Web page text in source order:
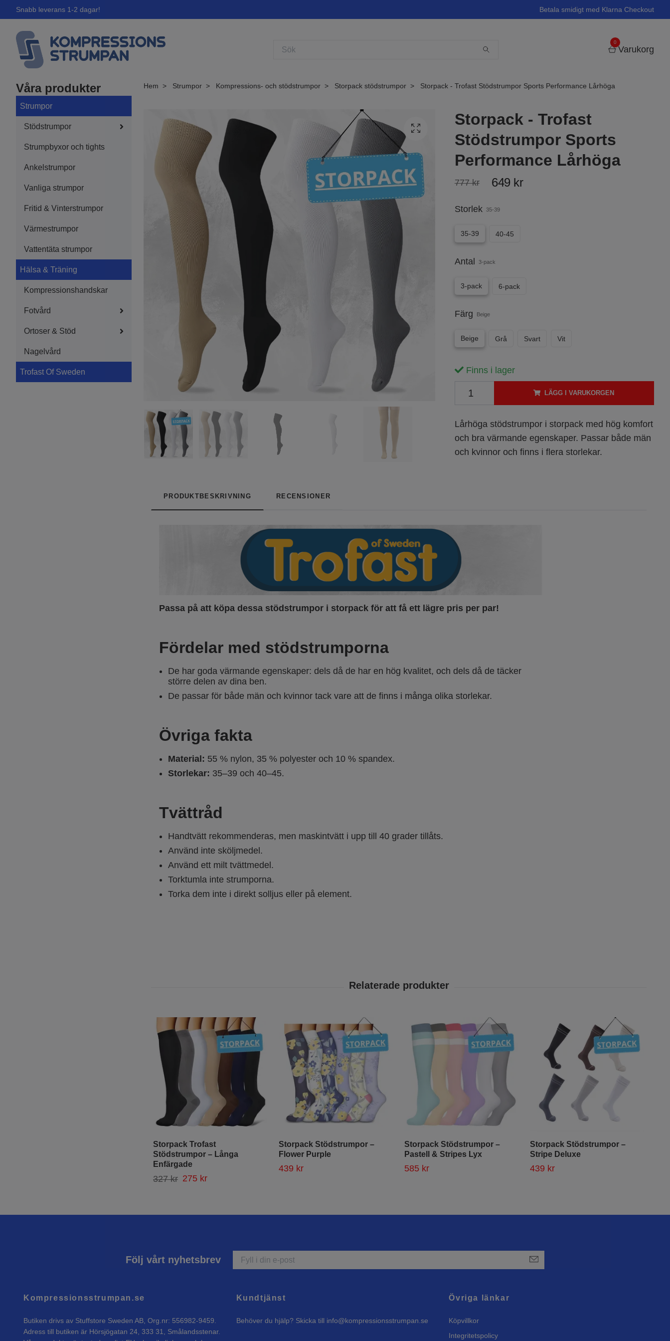
Snabb leverans 1-2 dagar! Betala smidigt med Klarna Checkout
0
Varukorg
Våra produkter
Strumpor
Stödstrumpor
Strumpbyxor och tights
Ankelstrumpor
Vanliga strumpor
Fritid & Vinterstrumpor
Värmestrumpor
Vattentäta strumpor
Hälsa & Träning
Kompressionshandskar
Fotvård
Ortoser & Stöd
Nagelvård
Trofast Of Sweden
Hem Strumpor Kompressions- och stödstrumpor Storpack stödstrumpor Storpack - Trofast Stödstrumpor Sports Performance Lårhöga
Storpack - Trofast
Stödstrumpor Sports
Performance Lårhöga
777 kr 649 kr
Storlek 35-39
35-39 40-45
Antal 3-pack
3-pack 6-pack
Färg Beige
Beige Grå Svart Vit
Finns i lager
LÄGG I VARUKORGEN
Lårhöga stödstrumpor i storpack med hög komfort
och bra värmande egenskaper. Passar både män
och kvinnor och finns i flera storlekar.
PRODUKTBESKRIVNING RECENSIONER
Passa på att köpa dessa stödstrumpor i storpack för att få ett lägre pris per par!
Fördelar med stödstrumporna
De har goda värmande egenskaper: dels då de har en hög kvalitet, och dels då de täcker
större delen av dina ben.
De passar för både män och kvinnor tack vare att de finns i många olika storlekar.
Övriga fakta
Material: 55 % nylon, 35 % polyester och 10 % spandex.
Storlekar: 35–39 och 40–45.
Tvättråd
Handtvätt rekommenderas, men maskintvätt i upp till 40 grader tillåts.
Använd inte sköljmedel.
Använd ett milt tvättmedel.
Torktumla inte strumporna.
Torka dem inte i direkt solljus eller på element.
Storpack Trofast
Stödstrumpor – Långa
Enfärgade
327 kr 275 kr
Storpack Stödstrumpor –
Flower Purple
439 kr
Storpack Stödstrumpor –
Pastell & Stripes Lyx
585 kr
Storpack Stödstrumpor –
Stripe Deluxe
439 kr
Följ vårt nyhetsbrev
Kompressionsstrumpan.se
Butiken drivs av Stuffstore Sweden AB, Org.nr: 556982-9459.
Adress till butiken är Hörsjögatan 24, 333 31, Smålandsstenar.
Kundtjänst
Behöver du hjälp? Skicka till info@kompressionsstrumpan.se
Övriga länkar
Köpvillkor
Integritetspolicy